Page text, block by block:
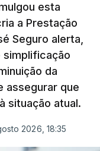
esta
a Prestação
Seguro alerta,
simplificação
da
assegurar que
situação atual.
2026, 18:35